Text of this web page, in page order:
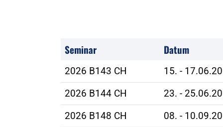
Seminar Datum
2026 B143 CH
15. -
2026 B144 CH
23. -
2026 B148 CH
08. -